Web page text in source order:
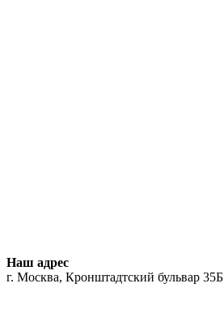
Наш адрес
г. Москва, Кронштадтский бульвар 35Б